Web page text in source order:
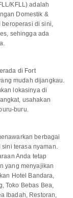
KFLL) adalah
Domestik &
beroperasi di sini,
sehingga ada
di Fort
mudah dijangkau.
lokasinya di
usahakan
buru.
berbagai
terasa nyaman.
Anda tetap
yang menyajikan
Hotel Bandara,
Toko Bebas Bea,
Ibadah, Restoran,